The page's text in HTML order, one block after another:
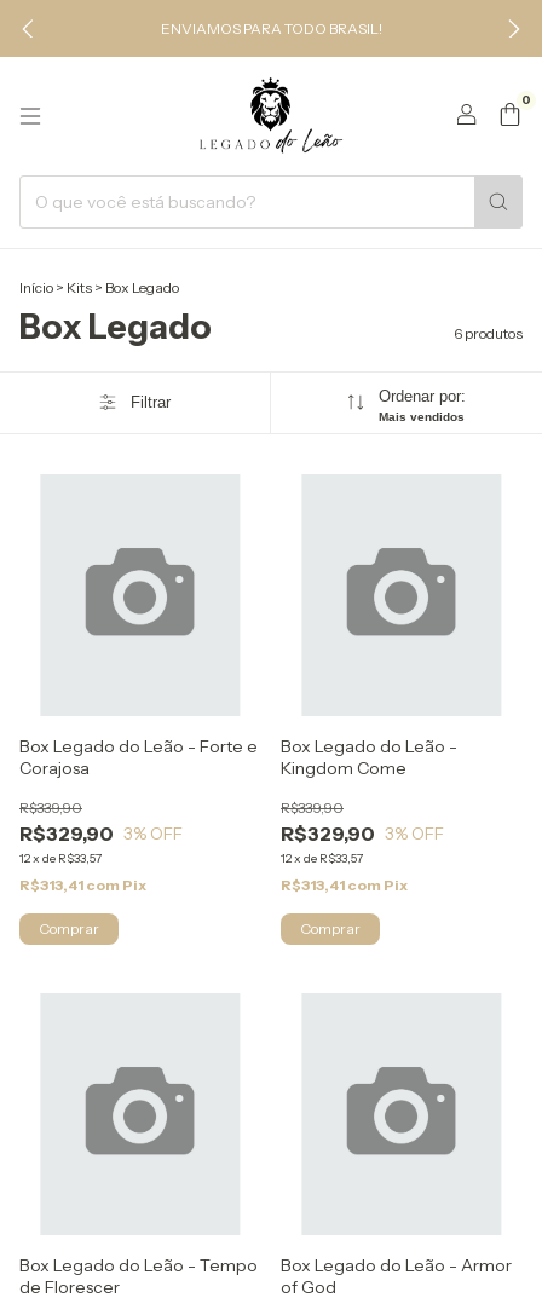
ENVIAMOS PARA TODO BRASIL!
0
Início > Kits > Box Legado
Box Legado 6 produtos
Filtrar Ordenar por:
Mais vendidos
Box Legado do Leão - Forte e
Corajosa
R$329,90
R$339,90
3% OFF
12x de R$33,57
R$313,41 com Pix
Box Legado do Leão -
Kingdom Come
R$329,90
R$339,90
3% OFF
12x de R$33,57
R$313,41 com Pix
Box Legado do Leão - Tempo
de Florescer
Box Legado do Leão - Armor
of God